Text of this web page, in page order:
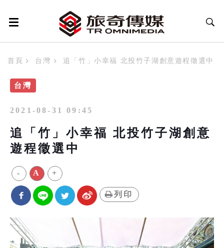
首頁 台灣 追「竹」小幸福 北投竹子湖創意遊程徵選中
台灣
2021-08-31 09:45
追「竹」小幸福 北投竹子湖創意
遊程徵選中
- A +
列印